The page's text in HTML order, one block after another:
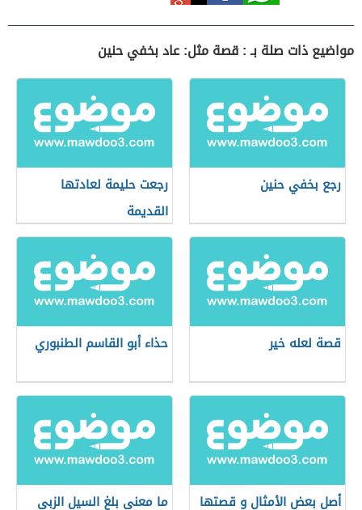
مواضيع ذات صلة بـ : قصة مثل: عاد بخفي حنين
رجع بخفي حنين
رجعت حليمة لعادتها
القديمة
قصة لعله خير حذاء أبو القاسم الطنبوري
أصل بعض الأمثال و قصتها ما معنى بلغ السيل الزبى